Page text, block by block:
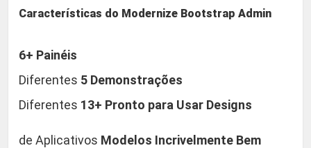
a
b
o
a
d
Características do Modernize Bootstrap Admin
6+ Painéis
Diferentes 5 Demonstrações
Diferentes 13+ Pronto para Usar Designs
de Aplicativos Modelos Incrivelmente Bem